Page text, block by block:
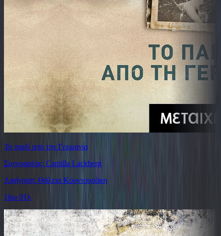
Το παιδί από την Γερμανία
Συγγραφέας: Camilla Lackberg
Αφήγηση: Θάλεια Κουντουράκη
16ω 01λ